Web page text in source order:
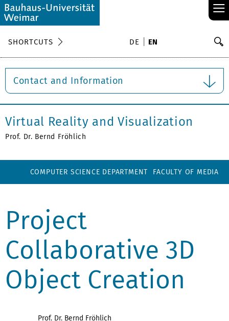
≡
SHORTCUTS DE EN
Contact and Information
Virtual Reality and Visualization
Prof. Dr. Bernd Fröhlich
COMPUTER SCIENCE DEPARTMENT FACULTY OF MEDIA
Project
Collaborative 3D
Object Creation
Prof. Dr. Bernd Fröhlich